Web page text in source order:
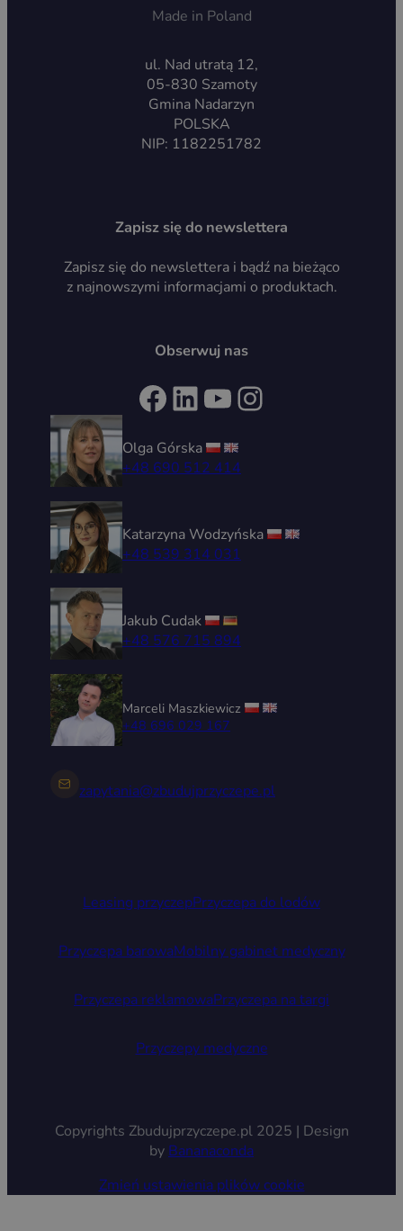
Made in Poland
ul. Nad utratą 12,
05-830 Szamoty
Gmina Nadarzyn
POLSKA
NIP: 1182251782
Zapisz się do newslettera
Zapisz się do newslettera i bądź na bieżąco
z najnowszymi informacjami o produktach.
Obserwuj nas
Facebook LinkedIn YouTube Instagram
Olga Górska
+48 690 512 414
Katarzyna Wodzyńska
+48 539 314 031
Jakub Cudak
+48 576 715 894
Marceli Maszkiewicz
+48 696 029 167
zapytania@zbudujprzyczepe.pl
Leasing przyczepPrzyczepa do lodów
Przyczepa barowaMobilny gabinet medyczny
Przyczepa reklamowaPrzyczepa na targi
Przyczepy medyczne
Copyrights Zbudujprzyczepe.pl 2025 | Design
by Bananaconda
Zmień ustawienia plików cookie